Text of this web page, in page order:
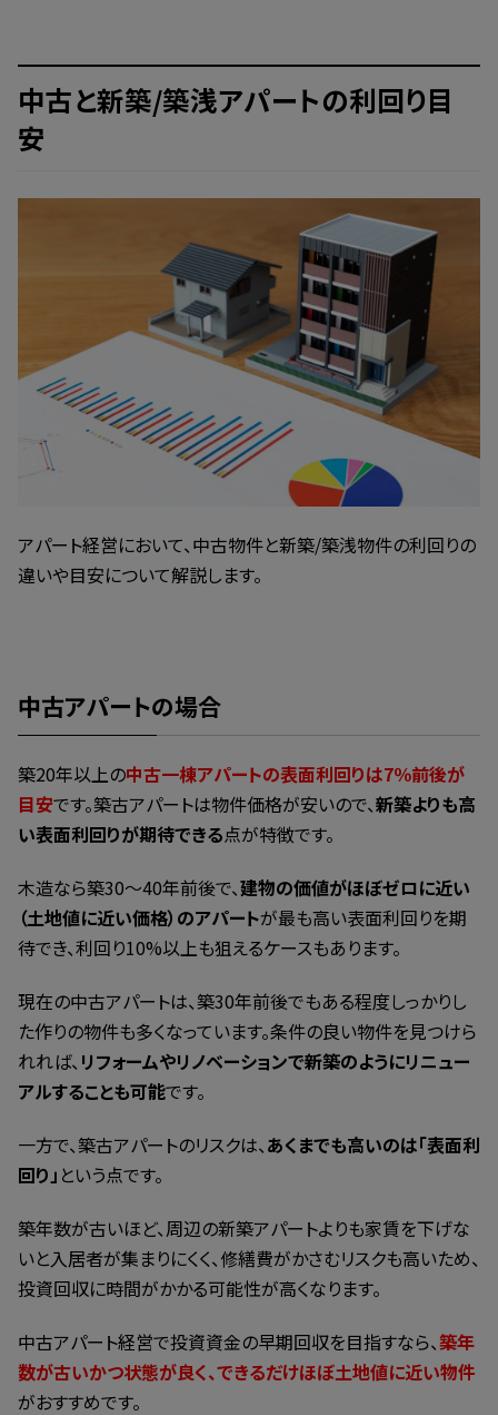
中古と新築/築浅アパートの利回り目
安
アパート経営において、中古物件と新築/築浅物件の利回りの
違いや目安について解説します。
中古アパートの場合
築20年以上の中古一棟アパートの表面利回りは7％前後が
目安です。築古アパートは物件価格が安いので、新築よりも高
い表面利回りが期待できる点が特徴です。
木造なら築30～40年前後で、建物の価値がほぼゼロに近い
（土地値に近い価格）のアパートが最も高い表面利回りを期
待でき、利回り10%以上も狙えるケースもあります。
現在の中古アパートは、築30年前後でもある程度しっかりし
た作りの物件も多くなっています。条件の良い物件を見つけら
れれば、 リフォームやリノベーションで新築のようにリニュー
アルすることも可能です。
一方で、築古アパートのリスクは、あくまでも高いのは「表面利
回り」 という点です。
築年数が古いほど、周辺の新築アパートよりも家賃を下げな
いと入居者が集まりにくく、修繕費がかさむリスクも高いため、
投資回収に時間がかかる可能性が高くなります。
中古アパート経営で投資資金の早期回収を目指すなら、築年
数が古いかつ状態が良く、できるだけほぼ土地値に近い物件
がおすすめです。